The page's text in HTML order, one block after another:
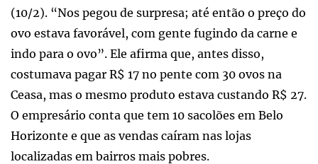
(10/2). “Nos pegou de surpresa; até então o preço do
ovo estava favorável, com gente fugindo da carne e
indo para o ovo”. Ele afirma que, antes disso,
costumava pagar R$ 17 no pente com 30 ovos na
Ceasa, mas o mesmo produto estava custando R$ 27.
O empresário conta que tem 10 sacolões em Belo
Horizonte e que as vendas caíram nas lojas
localizadas em bairros mais pobres.